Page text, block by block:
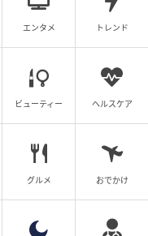
エンタメ トレンド
ビューティー ヘルスケア
グルメ おでかけ